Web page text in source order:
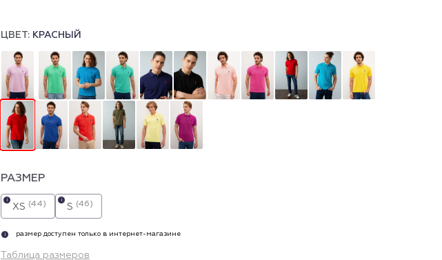
ЦВЕТ: КРАСНЫЙ
РАЗМЕР
XS (44)
i
S (46)
i
i размер доступен только в интернет-магазине
Таблица размеров